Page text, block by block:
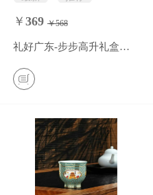
￥ 369 ￥568
0 条评价
礼好广东-步步高升礼盒套装（可定制）